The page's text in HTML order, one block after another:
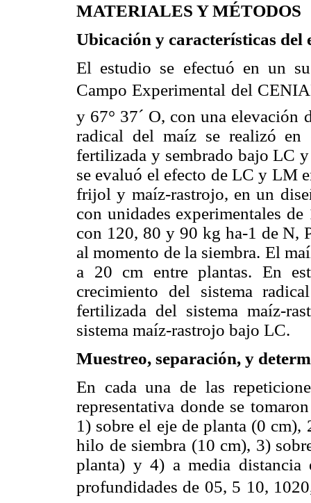
MATERIALES Y MÉTODOS
Ubicación y características del
El estudio se efectuó en un
Campo Experimental del
y 67° 37´ O, con una elevación
radical del maíz se realizó en
fertilizada y sembrado bajo LC
se evaluó el efecto de LC y LM
frijol y maíz-rastrojo, en un
con unidades experimentales
con 120, 80 y 90 kg ha-1 de N,
al momento de la siembra. El
a 20 cm entre plantas. En
crecimiento del sistema
fertilizada del sistema maíz-
sistema maíz-rastrojo bajo LC.
Muestreo, separación, y
En cada una de las
representativa donde se
1) sobre el eje de planta (0 cm),
hilo de siembra (10 cm), 3)
planta) y 4) a media
profundidades de 05, 5 10,